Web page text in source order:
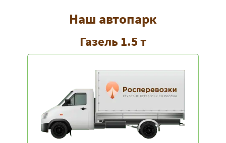
Наш автопарк
Газель 1.5 т